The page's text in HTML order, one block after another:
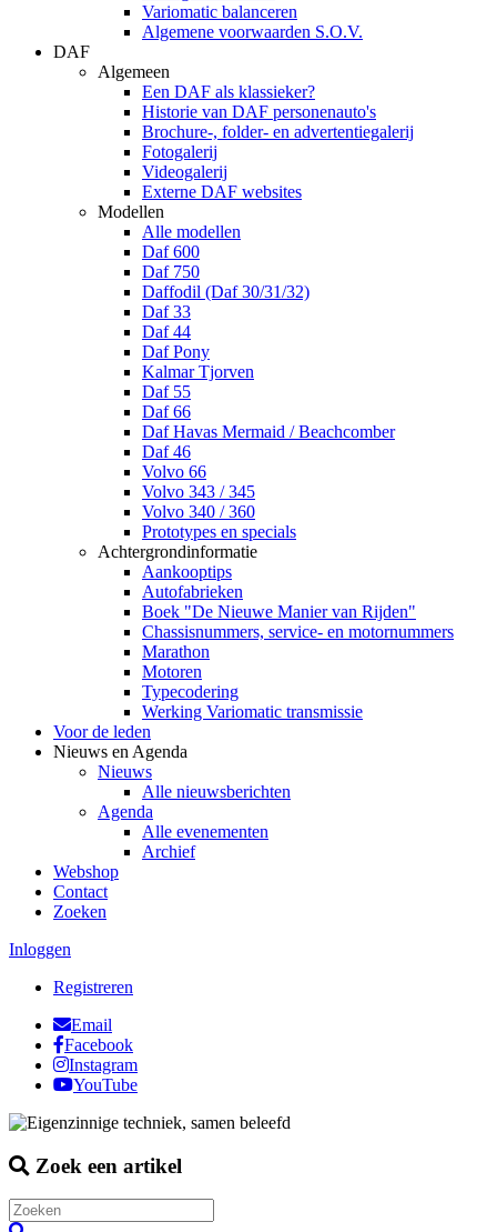
Variomatic balanceren
Algemene voorwaarden S.O.V.
DAF
Algemeen
Een DAF als klassieker?
Historie van DAF personenauto's
Brochure-, folder- en advertentiegalerij
Fotogalerij
Videogalerij
Externe DAF websites
Modellen
Alle modellen
Daf 600
Daf 750
Daffodil (Daf 30/31/32)
Daf 33
Daf 44
Daf Pony
Kalmar Tjorven
Daf 55
Daf 66
Daf Havas Mermaid / Beachcomber
Daf 46
Volvo 66
Volvo 343 / 345
Volvo 340 / 360
Prototypes en specials
Achtergrondinformatie
Aankooptips
Autofabrieken
Boek "De Nieuwe Manier van Rijden"
Chassisnummers, service- en motornummers
Marathon
Motoren
Typecodering
Werking Variomatic transmissie
Voor de leden
Nieuws en Agenda
Nieuws
Alle nieuwsberichten
Agenda
Alle evenementen
Archief
Webshop
Contact
Zoeken
Inloggen
Registreren
Email
Facebook
Instagram
YouTube
Zoek een artikel